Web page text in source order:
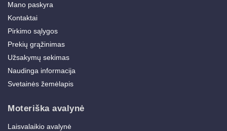
Mano paskyra
Kontaktai
Pirkimo sąlygos
Prekių grąžinimas
Užsakymų sekimas
Naudinga informacija
Svetainės žemėlapis
Moteriška avalynė
Laisvalaikio avalynė